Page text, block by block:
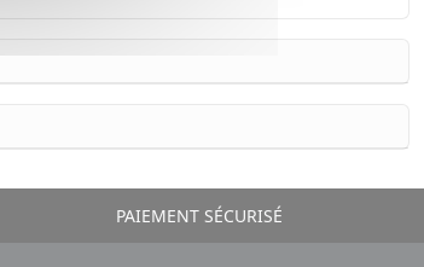
PAIEMENT SÉCURISÉ